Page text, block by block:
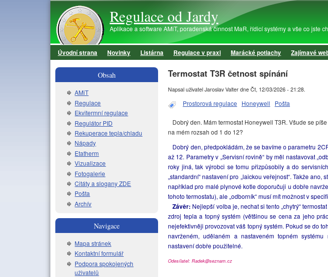
Regulace od Jardy
Aplikace a software AMiT, poradenská činnost MaR, řídicí systémy a vše co jste
Hlavní menu
Úvodní strana Novinky Listárna Regulace v praxi Marácké potlachy Zajímavé
Termostat T3R četnost spínání
Napsal uživatel Jaroslav Valter dne Čt, 12/03/2026 - 21:28.
Prostorová regulace Honeywell Pošta
Dobrý den. Mám termostat Honeywell T3R. Všude se
na mém rozsah od 1 do 12?
Dobrý den, předpokládám, že se bavíme o parametru
až 12. Parametry v „Servisní rovině“ by měl nastavovat
roky jiná, tak výrobci se tomu přizpůsobily a do
„standardní“ nastavení pro „laickou veřejnost“. Takže
například pro malé plynové kotle doporučuji u dobře
tohoto termostatu), ale „odborník“ musí mít možnost v
Závěr: Nejlepší volba je, nechat si tento „chytrý“
zdroj tepla a topný systém (většinou se cena za jeho
nejefektivněji provozovat váš topný systém. Pokud se do
navrženém, udělaném a nastaveném topném
nastavení dobře použitelné.
Odesílatel: Radek@seznam.cz
Obsah
AMiT
Regulace
Ekvitermní regulace
Regulátor PID
Rekuperace tepla/chladu
Nápady
Etatherm
Vizualizace
Fotogalerie
Citáty a slogany ZDE
Pošta
Archív
Navigace
Mapa stránek
Kontaktní formulář
Podpora spokojených
uživatelů